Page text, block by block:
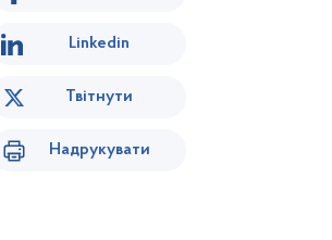
Linkedin
Твітнути
Надрукувати